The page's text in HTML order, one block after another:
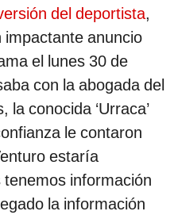
del deportista,
anuncio
el lunes 30 de
con la abogada del
conocida ‘Urraca’
le contaron
estaría
información
la información